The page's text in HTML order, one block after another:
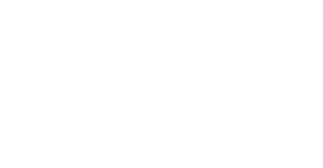
pótágyak)